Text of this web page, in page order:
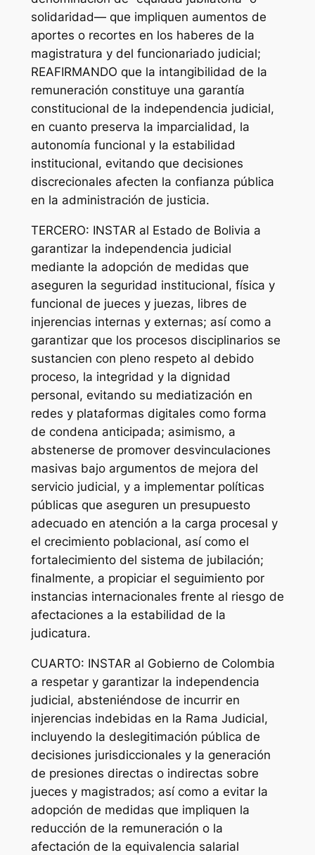
solidaridad— que impliquen aumentos de
aportes o recortes en los haberes de la
magistratura y del funcionariado judicial;
REAFIRMANDO que la intangibilidad de la
remuneración constituye una garantía
constitucional de la independencia judicial,
en cuanto preserva la imparcialidad, la
autonomía funcional y la estabilidad
institucional, evitando que decisiones
discrecionales afecten la confianza pública
en la administración de justicia.
TERCERO: INSTAR al Estado de Bolivia a
garantizar la independencia judicial
mediante la adopción de medidas que
aseguren la seguridad institucional, física y
funcional de jueces y juezas, libres de
injerencias internas y externas; así como a
garantizar que los procesos disciplinarios se
sustancien con pleno respeto al debido
proceso, la integridad y la dignidad
personal, evitando su mediatización en
redes y plataformas digitales como forma
de condena anticipada; asimismo, a
abstenerse de promover desvinculaciones
masivas bajo argumentos de mejora del
servicio judicial, y a implementar políticas
públicas que aseguren un presupuesto
adecuado en atención a la carga procesal y
el crecimiento poblacional, así como el
fortalecimiento del sistema de jubilación;
finalmente, a propiciar el seguimiento por
instancias internacionales frente al riesgo de
afectaciones a la estabilidad de la
judicatura.
CUARTO: INSTAR al Gobierno de Colombia
a respetar y garantizar la independencia
judicial, absteniéndose de incurrir en
injerencias indebidas en la Rama Judicial,
incluyendo la deslegitimación pública de
decisiones jurisdiccionales y la generación
de presiones directas o indirectas sobre
jueces y magistrados; así como a evitar la
adopción de medidas que impliquen la
reducción de la remuneración o la
afectación de la equivalencia salarial